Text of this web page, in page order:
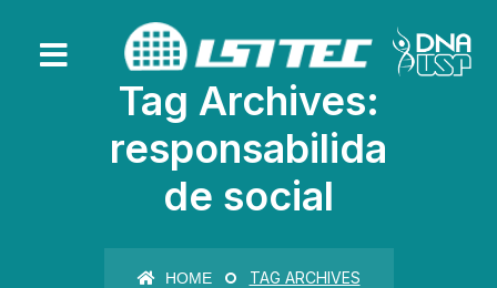
Tag Archives:
responsabilida
de social
HOME TAG ARCHIVES